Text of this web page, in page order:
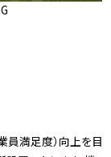
員満足度）向上を目